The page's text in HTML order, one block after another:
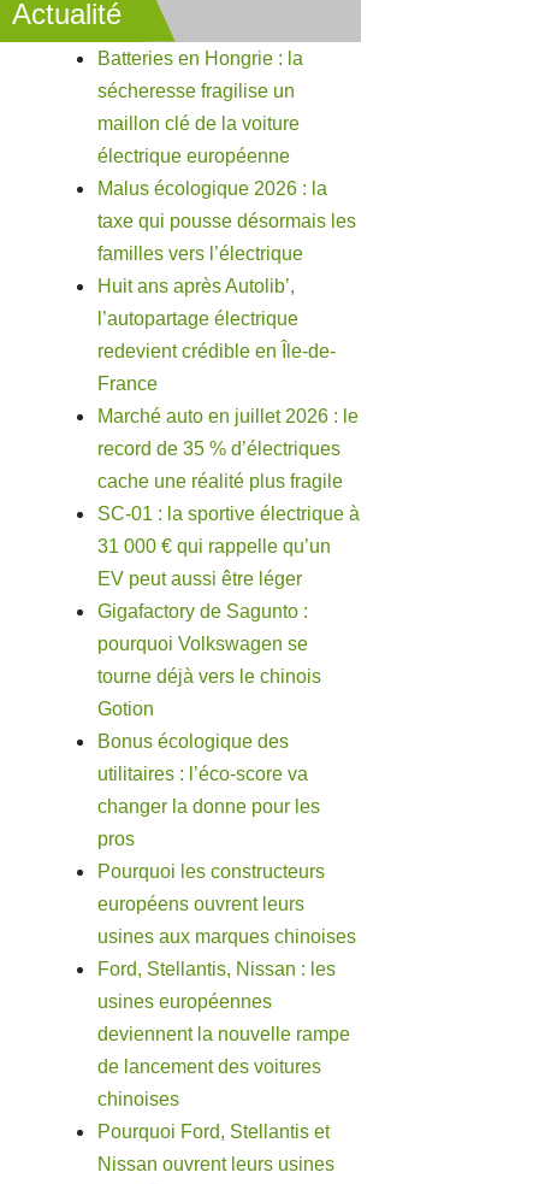
Actualité
Batteries en Hongrie : la
sécheresse fragilise un
maillon clé de la voiture
électrique européenne
Malus écologique 2026 : la
taxe qui pousse désormais les
familles vers l’électrique
Huit ans après Autolib’,
l’autopartage électrique
redevient crédible en Île-de-
France
Marché auto en juillet 2026 : le
record de 35 % d’électriques
cache une réalité plus fragile
SC-01 : la sportive électrique à
31 000 € qui rappelle qu’un
EV peut aussi être léger
Gigafactory de Sagunto :
pourquoi Volkswagen se
tourne déjà vers le chinois
Gotion
Bonus écologique des
utilitaires : l’éco-score va
changer la donne pour les
pros
Pourquoi les constructeurs
européens ouvrent leurs
usines aux marques chinoises
Ford, Stellantis, Nissan : les
usines européennes
deviennent la nouvelle rampe
de lancement des voitures
chinoises
Pourquoi Ford, Stellantis et
Nissan ouvrent leurs usines